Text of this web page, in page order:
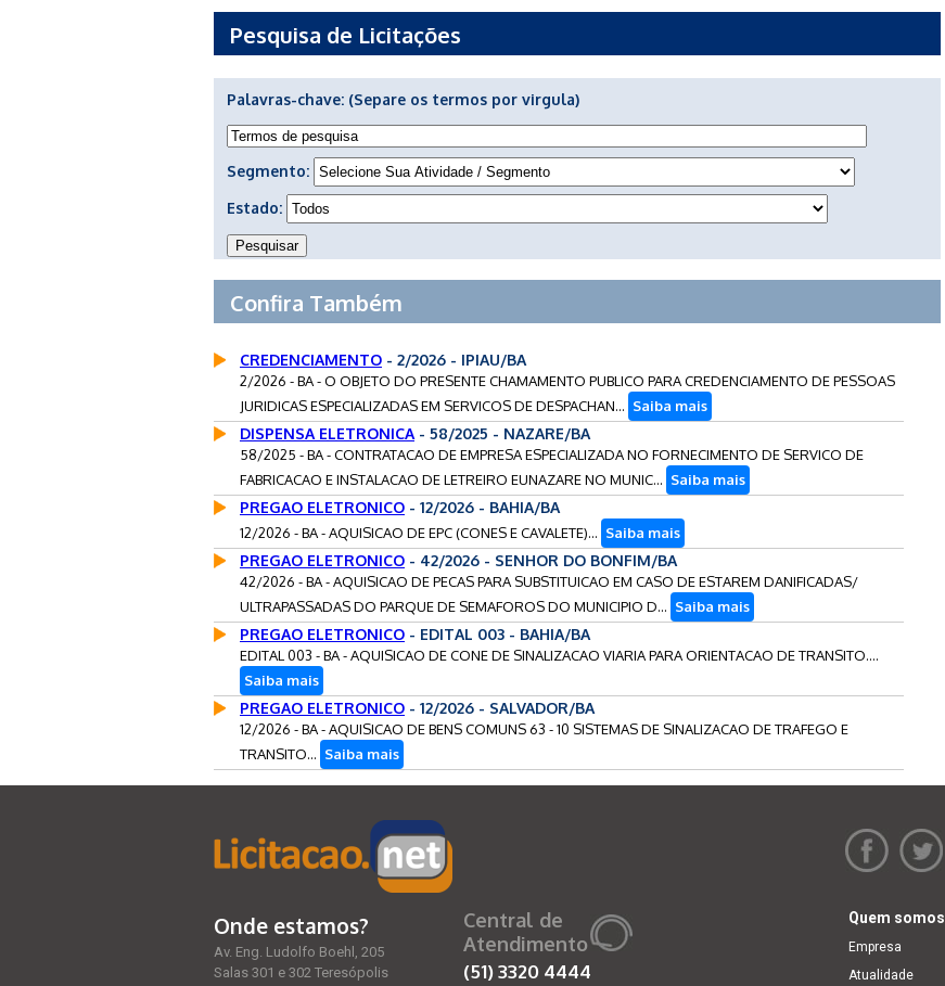
Pesquisa de Licitações
Palavras-chave: (Separe os termos por virgula)
Segmento:
Estado:
Confira Também
CREDENCIAMENTO - 2/2026 - IPIAU/BA
2/2026 - BA - O OBJETO DO PRESENTE CHAMAMENTO PUBLICO PARA CREDENCIAMENTO DE PESSOAS
JURIDICAS ESPECIALIZADAS EM SERVICOS DE DESPACHAN... Saiba mais
DISPENSA ELETRONICA - 58/2025 - NAZARE/BA
58/2025 - BA - CONTRATACAO DE EMPRESA ESPECIALIZADA NO FORNECIMENTO DE SERVICO DE
FABRICACAO E INSTALACAO DE LETREIRO EUNAZARE NO MUNIC... Saiba mais
PREGAO ELETRONICO - 12/2026 - BAHIA/BA
12/2026 - BA - AQUISICAO DE EPC (CONES E CAVALETE)... Saiba mais
PREGAO ELETRONICO - 42/2026 - SENHOR DO BONFIM/BA
42/2026 - BA - AQUISICAO DE PECAS PARA SUBSTITUICAO EM CASO DE ESTAREM DANIFICADAS/
ULTRAPASSADAS DO PARQUE DE SEMAFOROS DO MUNICIPIO D... Saiba mais
PREGAO ELETRONICO - EDITAL 003 - BAHIA/BA
EDITAL 003 - BA - AQUISICAO DE CONE DE SINALIZACAO VIARIA PARA ORIENTACAO DE TRANSITO....
Saiba mais
PREGAO ELETRONICO - 12/2026 - SALVADOR/BA
12/2026 - BA - AQUISICAO DE BENS COMUNS 63 - 10 SISTEMAS DE SINALIZACAO DE TRAFEGO E
TRANSITO... Saiba mais
Onde estamos?
Av. Eng. Ludolfo Boehl, 205
Salas 301 e 302 Teresópolis
Central de
Atendimento
(51)3320 4444
Quem somos
Empresa
Atualidade